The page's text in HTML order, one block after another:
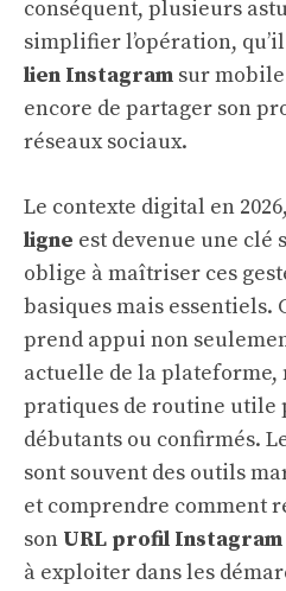
conséquent, plusieurs
simplifier l’opération,
lien Instagram sur
encore de partager son
réseaux sociaux.
Le contexte digital en
ligne est devenue une clé
oblige à maîtriser ces
basiques mais essentiels.
prend appui non
actuelle de la plateforme,
pratiques de routine utile
débutants ou confirmés.
sont souvent des outils
et comprendre comment
son URL profil Instagram
à exploiter dans les